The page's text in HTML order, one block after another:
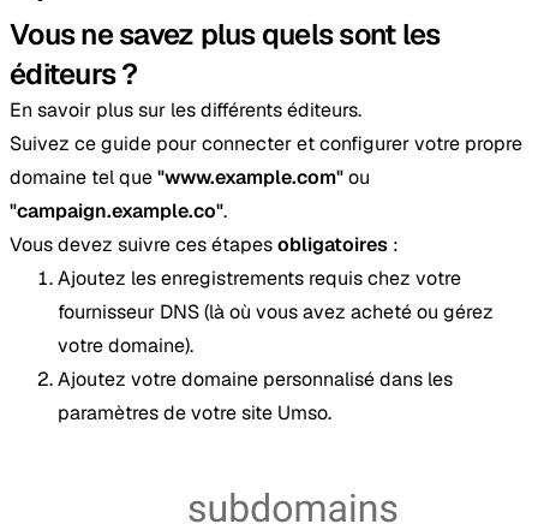
Vous ne savez plus quels sont les
éditeurs ?
En savoir plus sur les différents éditeurs.
Suivez ce guide pour connecter et configurer votre propre
domaine tel que"www.example.com"ou
"campaign.example.co".
Vous devez suivre ces étapesobligatoires :
Ajoutez les enregistrements requis chez votre
fournisseur DNS (là où vous avez acheté ou gérez
votre domaine).
Ajoutez votre domaine personnalisé dans les
paramètres de votre site Umso.